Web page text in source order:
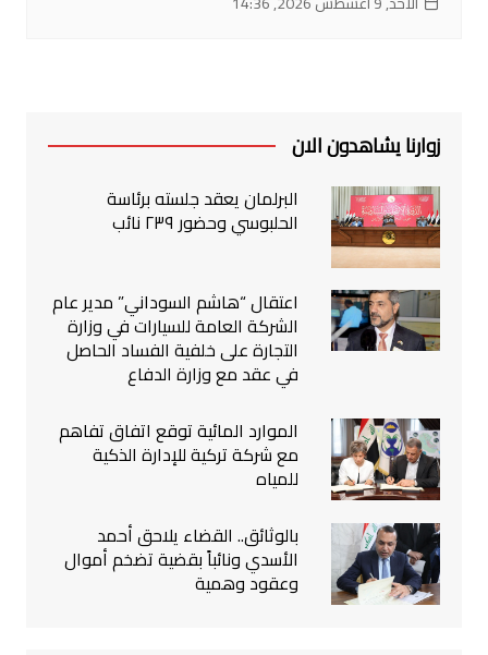
زوارنا يشاهدون الان
البرلمان يعقد جلسته برئاسة
الحلبوسي وحضور ٢٣٩ نائب
اعتقال “هاشم السوداني” مدير عام
الشركة العامة للسيارات في وزارة
التجارة على خلفية الفساد الحاصل
في عقد مع وزارة الدفاع
الموارد المائية توقع اتفاق تفاهم
مع شركة تركية للإدارة الذكية
للمياه
بالوثائق.. القضاء يلاحق أحمد
الأسدي ونائباً بقضية تضخم أموال
وعقود وهمية